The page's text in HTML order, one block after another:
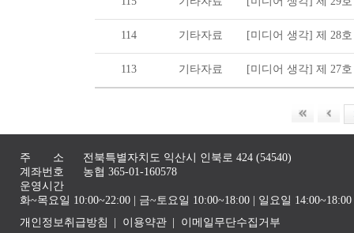
114 기타자료 [미디어 생각] 제 28호
113 기타자료 [미디어 생각] 제 27호
주 소
전북특별자치도 익산시 인북로 424 (54540)
계좌번호
농협 365-01-160578
운영시간
화~목요일 10:00~22:00 | 금~토요일 10:00~18:00 | 일요일
개인정보취급방침
이용약관 이메일무단수집거부